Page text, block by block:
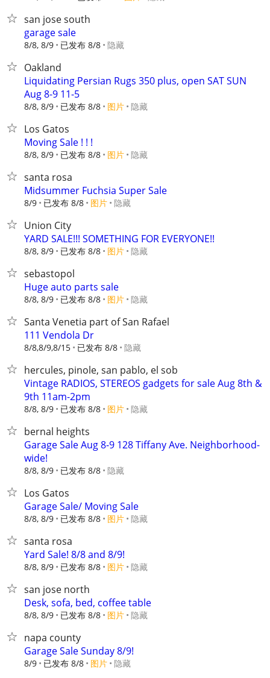
san jose south
garage sale
8/8, 8/9 已发布 8/8 隐藏
Oakland
Liquidating Persian Rugs 350 plus, open SAT SUN
Aug 8-9 11-5
8/8, 8/9 已发布 8/8 图片 隐藏
Los Gatos
Moving Sale ! ! !
8/8, 8/9 已发布 8/8 图片 隐藏
santa rosa
Midsummer Fuchsia Super Sale
8/9 已发布 8/8 图片 隐藏
Union City
YARD SALE!!! SOMETHING FOR EVERYONE!!
8/8, 8/9 已发布 8/8 图片 隐藏
sebastopol
Huge auto parts sale
8/8, 8/9 已发布 8/8 图片 隐藏
Santa Venetia part of San Rafael
111 Vendola Dr
8/8,8/9,8/15 已发布 8/8 隐藏
hercules, pinole, san pablo, el sob
Vintage RADIOS, STEREOS gadgets for sale Aug 8th &
9th 11am-2pm
8/8, 8/9 已发布 8/8 图片 隐藏
bernal heights
Garage Sale Aug 8-9 128 Tiffany Ave. Neighborhood-
wide!
8/8, 8/9 已发布 8/8 隐藏
Los Gatos
Garage Sale/ Moving Sale
8/8, 8/9 已发布 8/8 图片 隐藏
santa rosa
Yard Sale! 8/8 and 8/9!
8/8, 8/9 已发布 8/8 图片 隐藏
san jose north
Desk, sofa, bed, coffee table
8/8, 8/9 已发布 8/8 图片 隐藏
napa county
Garage Sale Sunday 8/9!
8/9 已发布 8/8 图片 隐藏